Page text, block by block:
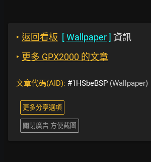
‣ 返回看板 [Wallpaper] 資訊
‣ 更多 GPX2000 的文章
文章代碼(AID): #1HSbeBSP (Wallpaper)
更多分享選項
關閉廣告 方便截圖